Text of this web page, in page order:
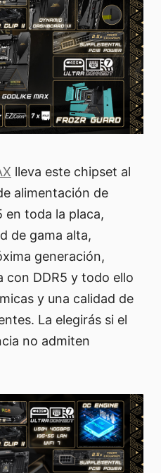
lleva este chipset al
alimentación de
en toda la placa,
de gama alta,
generación,
con DDR5 y todo ello
y una calidad de
La elegirás si el
no admiten